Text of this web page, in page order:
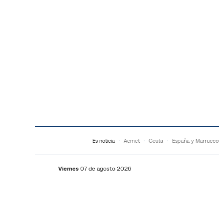
Es noticia Aemet Ceuta España y
Viernes 07 de agosto 2026